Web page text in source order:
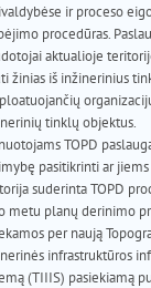
ir proceso
procedūras.
aktualioje
žinias iš inžinerinius
tinklų objektus.
TOPD
pasitikrinti ar
suderinta TOPD
metu planų derinimo
per naują
infrastruktūros
(TIIIS) pasiekiamą